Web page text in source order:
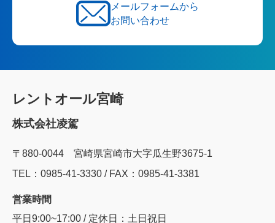
メールフォームから
お問い合わせ
レントオール宮崎
株式会社凌駕
〒880-0044 宮崎県宮崎市大字瓜生野3675-1
TEL：0985‐41‐3330 / FAX：0985-41-3381
営業時間
平日9:00~17:00 / 定休日：土日祝日